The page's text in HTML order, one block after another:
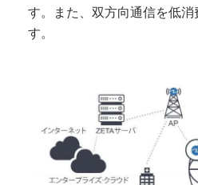
す。また、双方向通信を低消
す。